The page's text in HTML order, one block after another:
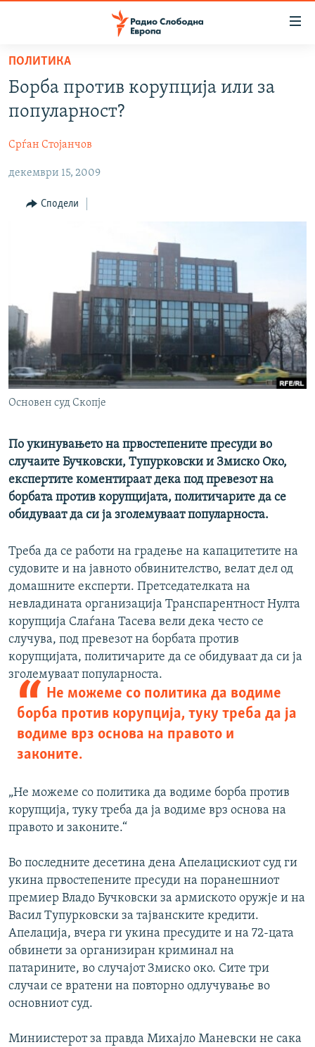
Оди
содржината
Оди
главната
Премини
МАКЕДОНИЈА
СВЕТ
ВИЗУЕЛНО
ВЕСТИ
ШТО ТРЕБА ДА ЗНАЕТЕ
ПРИЈАВИ СЕ ЗА ЊУЗЛЕТЕР
РСЕ веб страници
ПОЛИТИКА
Борба против корупција или за
популарност?
Срѓан Стојанчов
декември 15, 2009
Сподели
Основен суд Скопје
По укинувањето на првостепените пресуди во
случаите Бучковски, Тупурковски и Змиско Око,
експертите коментираат дека под превезот на
борбата против корупцијата, политичарите да се
обидуваат да си ја зголемуваат популарноста.
Треба да се работи на градење на капацитетите на
судовите и на јавното обвинителство, велат дел од
домашните експерти. Претседателката на
невладината организација Транспарентност Нулта
корупција Слаѓана Тасева вели дека често се
случува, под превезот на борбата против
корупцијата, политичарите да се обидуваат да си ја
зголемуваат популарноста.
Не можеме со политика да водиме
борба против корупција, туку треба да ја
водиме врз основа на правото и
законите.
„Не можеме со политика да водиме борба против
корупција, туку треба да ја водиме врз основа на
правото и законите.“
Во последните десетина дена Апелацискиот суд ги
укина првостепените пресуди на поранешниот
премиер Владо Бучковски за армиското оружје и на
Васил Тупурковски за тајванските кредити.
Апелација, вчера ги укина пресудите и на 72-цата
обвинети за организиран криминал на
патарините, во случајот Змиско око. Сите три
случаи се вратени на повторно одлучување во
основниот суд.
Миниистерот за правда Михајло Маневски не сака